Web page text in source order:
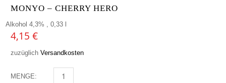
MONYO – CHERRY HERO
Alkohol 4,3% , 0,33 l
4,15 €
zuzüglich Versandkosten
MENGE: MONYO - CHERRY HERO MENGE